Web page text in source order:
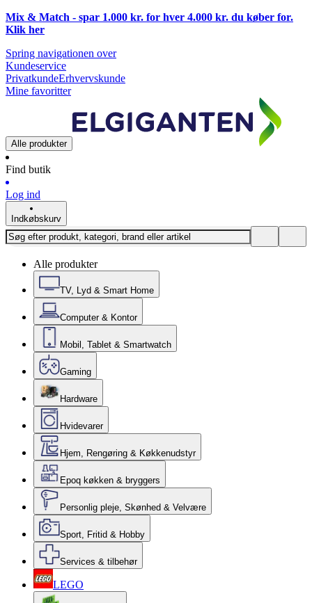
Mix & Match - spar 1.000 kr. for hver 4.000 kr. du køber for.
Klik her
Spring navigationen over
Kundeservice
PrivatkundeErhvervskunde
Mine favoritter
Alle produkter
Find butik
Log ind
Indkøbskurv
Alle produkter
TV, Lyd & Smart Home
Computer & Kontor
Mobil, Tablet & Smartwatch
Gaming
Hardware
Hvidevarer
Hjem, Rengøring & Køkkenudstyr
Epoq køkken & bryggers
Personlig pleje, Skønhed & Velvære
Sport, Fritid & Hobby
Services & tilbehør
LEGO